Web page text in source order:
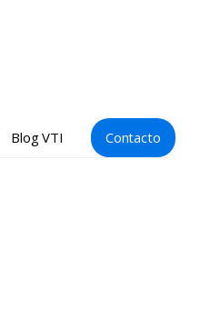
Blog VTI Contacto